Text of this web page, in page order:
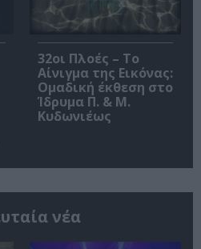
32οι Πλοές – Το
Αίνιγμα της Εικόνας:
Ομαδική έκθεση στο
Ίδρυμα Π. & Μ.
Κυδωνιέως
νέα